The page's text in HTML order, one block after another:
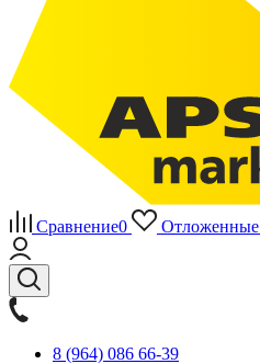
Сравнение0 Отложенные
8 (964) 086 66-39